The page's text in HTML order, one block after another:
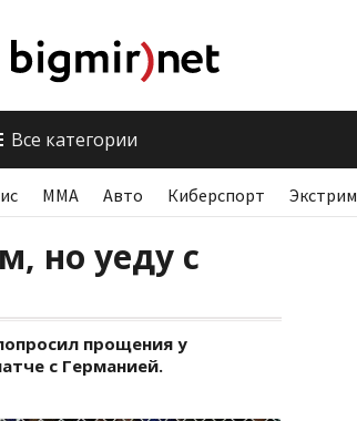
Все категории
ММА Авто Киберспорт Экстрим
но уеду с
прощения у
с Германией.